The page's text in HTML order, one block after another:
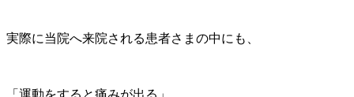
実際に当院へ来院される患者さまの中にも、
「運動をすると痛みが出る」